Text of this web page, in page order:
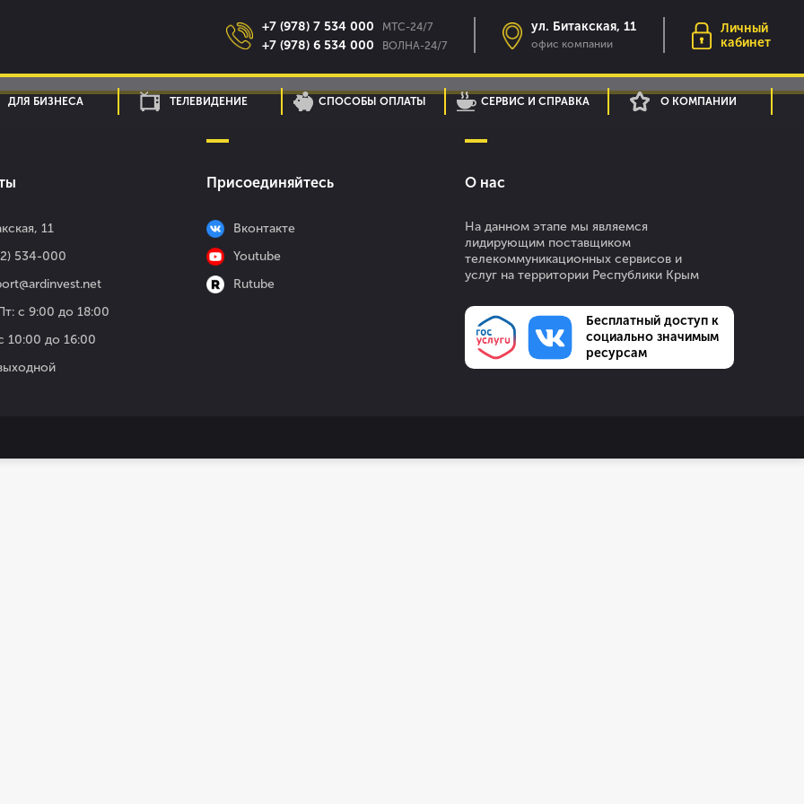
Личный
кабинет
ул. Битакская, 11
офис компании
+7 (978) 7 534 000 MTC-24/7
+7 (978) 6 534 000 ВОЛНА-24/7
ДЛЯ БИЗНЕСА ТЕЛЕВИДЕНИЕ СПОСОБЫ ОПЛАТЫ СЕРВИС И СПРАВКА О КОМПАНИИ
11
534-000
с 9:00 до 18:00
10:00 до 16:00
Присоединяйтесь
Вконтакте
Youtube
Rutube
О нас
На данном этапе мы являемся
лидирующим поставщиком
телекоммуникационных сервисов и
услуг на территории Республики Крым
Бесплатный доступ к
социально значимым
ресурсам